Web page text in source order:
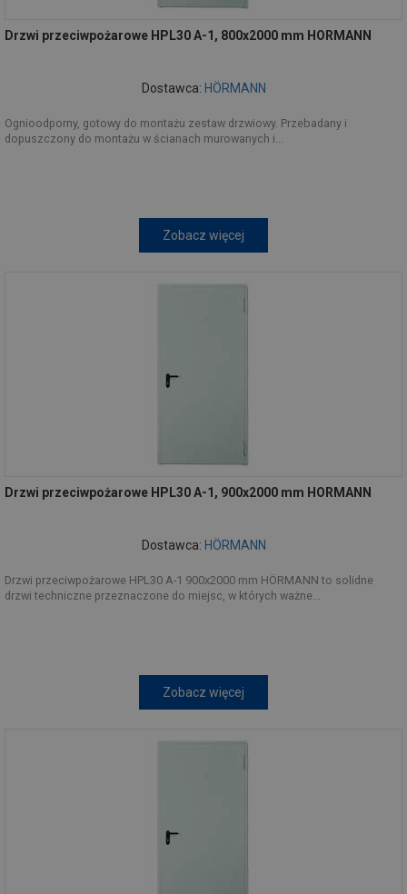
Drzwi przeciwpożarowe HPL30 A-1, 800x2000 mm HORMANN
Dostawca: HÖRMANN
Ognioodporny, gotowy do montażu zestaw drzwiowy. Przebadany i
dopuszczony do montażu w ścianach murowanych i...
Zobacz więcej
Drzwi przeciwpożarowe HPL30 A-1, 900x2000 mm HORMANN
Dostawca: HÖRMANN
Drzwi przeciwpożarowe HPL30 A-1 900x2000 mm HÖRMANN to solidne
drzwi techniczne przeznaczone do miejsc, w których ważne...
Zobacz więcej